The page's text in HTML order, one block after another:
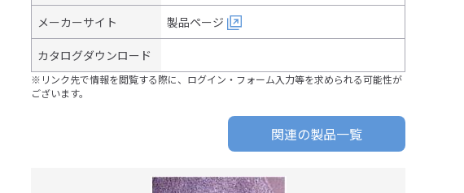
メーカーサイト 製品ページ
カタログダウンロード
※リンク先で情報を閲覧する際に、ログイン・フォーム入力等を求められる可能性が
ございます。
関連の製品一覧